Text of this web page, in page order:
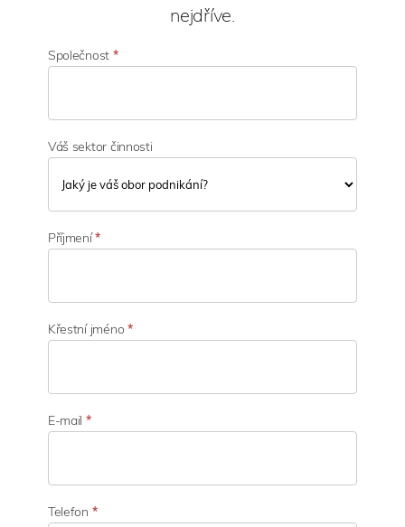
nejdříve.
Společnost *
Váš sektor činnosti
á
š
t
o
i
n
n
t
i
Příjmení*
Křestní jméno*
E-mail *
Telefon *